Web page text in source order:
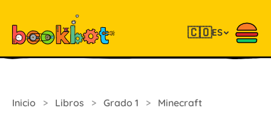
🇨🇴ES
Inicio > Libros > Grado 1 > Minecraft